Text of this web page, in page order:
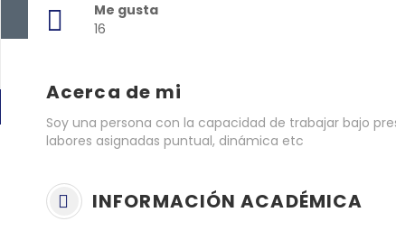
Me gusta
16
Acerca de mi
Soy una persona con la capacidad de trabajar bajo
labores asignadas puntual, dinámica etc
INFORMACIÓN ACADÉMICA